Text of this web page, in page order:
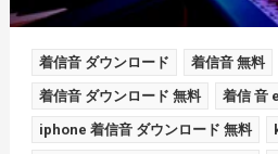
着信音 ダウンロード 着信音 無料
着信音 ダウンロード 無料 着信 音
iphone 着信音 ダウンロード 無料